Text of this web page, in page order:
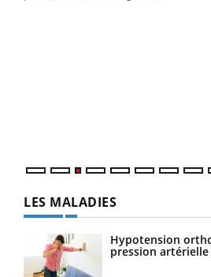
LES MALADIES
Hypotension
pression